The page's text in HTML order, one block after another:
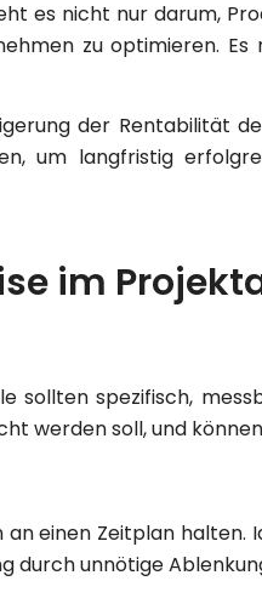
es nicht nur darum,
zu optimieren.
der Rentabilität
um langfristig
im
sollten spezifisch,
werden soll, und
einen Zeitplan halten.
durch unnötige